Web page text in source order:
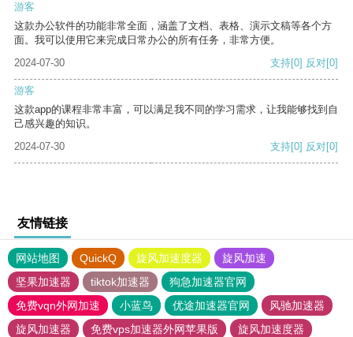
游客
这款办公软件的功能非常全面，涵盖了文档、表格、演示文稿等各个方
面。我可以使用它来完成日常办公的所有任务，非常方便。
2024-07-30
支持[0] 反对[0]
游客
这款app的课程非常丰富，可以满足我不同的学习需求，让我能够找到自
己感兴趣的知识。
2024-07-30
支持[0] 反对[0]
友情链接
网站地图 QuickQ 旋风加速度器
旋风加速
坚果加速器
tiktok加速器
狗急加速器官网
免费vqn外网加速
小蓝鸟 优途加速器官网
风驰加速器
旋风加速器
免费vps加速器外网苹果版
旋风加速度器